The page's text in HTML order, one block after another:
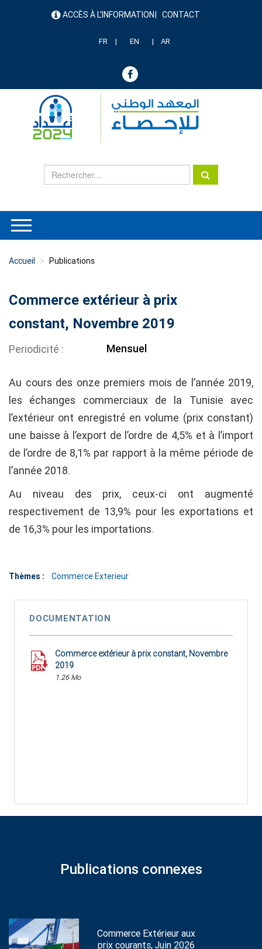
menu ACCÈS À L'INFORMATION CONTACT
FR EN AR
Accueil Publications
Commerce extérieur à prix
constant, Novembre 2019
Periodicité Mensuel
Au cours des onze premiers mois de l’année 2019,
les échanges commerciaux de la Tunisie avec
l’extérieur ont enregistré en volume (prix constant)
une baisse à l’export de l’ordre de 4,5% et à l’import
de l’ordre de 8,1% par rapport à la même période de
l’année 2018.
Au niveau des prix, ceux-ci ont augmenté
respectivement de 13,9% pour les exportations et
de 16,3% pour les importations.
Thèmes : Commerce Exterieur
DOCUMENTATION
Commerce extérieur à prix constant, Novembre
2019
1.26 Mo
Publications connexes
Commerce Extérieur aux
prix courants, Juin 2026